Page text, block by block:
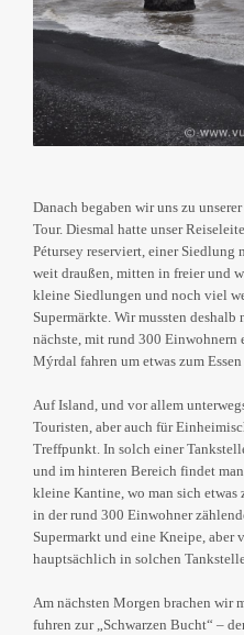
Danach begaben wir uns zu
Tour. Diesmal hatte unser
Pétursey reserviert, einer
weit draußen, mitten in freier und
kleine Siedlungen und noch viel
Supermärkte. Wir mussten
nächste, mit rund 300
Mýrdal fahren um etwas zum
Auf Island, und vor allem
Touristen, aber auch für
Treffpunkt. In solch einer
und im hinteren Bereich findet
kleine Kantine, wo man sich etwas
in der rund 300 Einwohner
Supermarkt und eine Kneipe, aber
hauptsächlich in solchen
Am nächsten Morgen brachen wir
fuhren zur „Schwarzen Bucht“ –